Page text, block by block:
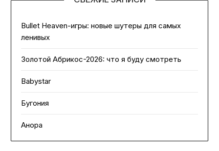
Bullet Heaven-игры: новые шутеры для самых
ленивых
Золотой Абрикос-2026: что я буду смотреть
Babystar
Бугония
Анора